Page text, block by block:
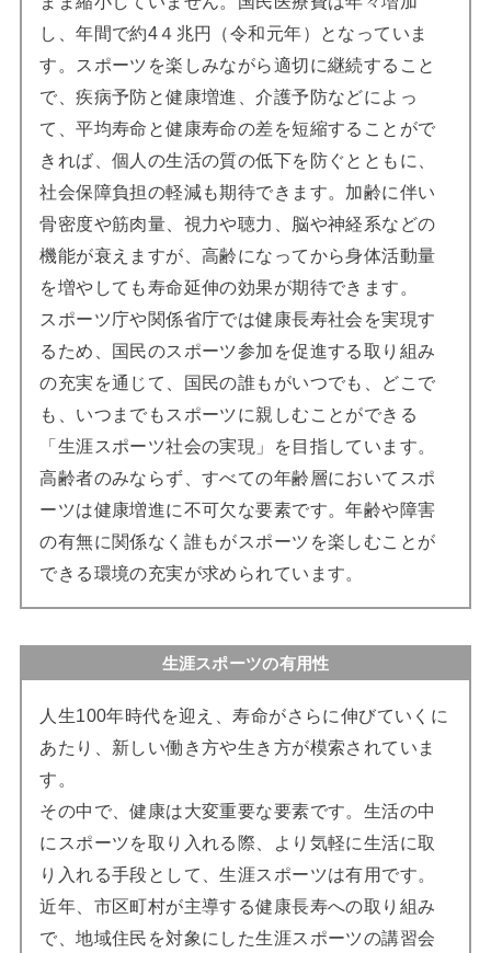
し、年間で約4４兆円（令和元年）となっていま
す。スポーツを楽しみながら適切に継続すること
で、疾病予防と健康増進、介護予防などによっ
て、平均寿命と健康寿命の差を短縮することがで
きれば、個人の生活の質の低下を防ぐとともに、
社会保障負担の軽減も期待できます。加齢に伴い
骨密度や筋肉量、視力や聴力、脳や神経系などの
機能が衰えますが、高齢になってから身体活動量
を増やしても寿命延伸の効果が期待できます。
スポーツ庁や関係省庁では健康長寿社会を実現す
るため、国民のスポーツ参加を促進する取り組み
の充実を通じて、国民の誰もがいつでも、どこで
も、いつまでもスポーツに親しむことができる
「生涯スポーツ社会の実現」を目指しています。
高齢者のみならず、すべての年齢層においてスポ
ーツは健康増進に不可欠な要素です。年齢や障害
の有無に関係なく誰もがスポーツを楽しむことが
できる環境の充実が求められています。
生涯スポーツの有用性
人生100年時代を迎え、寿命がさらに伸びていくに
あたり、新しい働き方や生き方が模索されていま
す。
その中で、健康は大変重要な要素です。生活の中
にスポーツを取り入れる際、より気軽に生活に取
り入れる手段として、生涯スポーツは有用です。
近年、市区町村が主導する健康長寿への取り組み
で、地域住民を対象にした生涯スポーツの講習会